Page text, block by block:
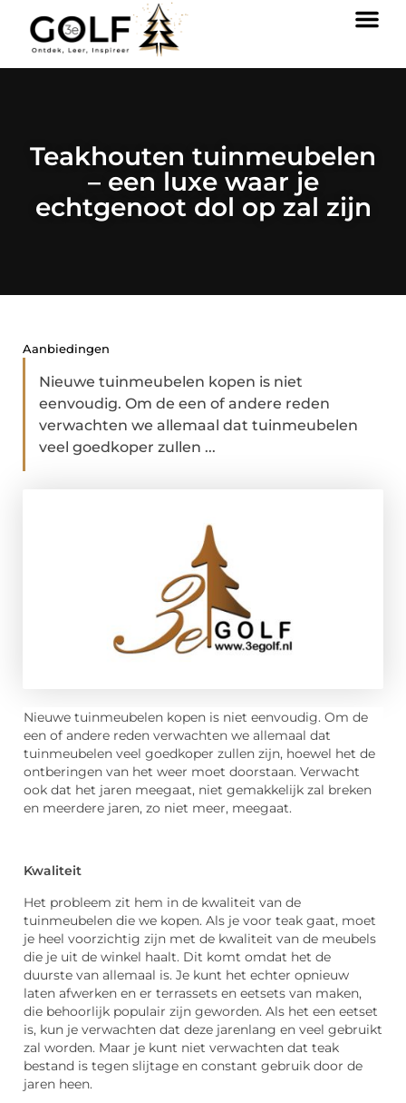
Teakhouten tuinmeubelen
– een luxe waar je
echtgenoot dol op zal zijn
Aanbiedingen
Nieuwe tuinmeubelen kopen is niet
eenvoudig. Om de een of andere reden
verwachten we allemaal dat tuinmeubelen
veel goedkoper zullen ...
Nieuwe tuinmeubelen kopen is niet eenvoudig. Om de
een of andere reden verwachten we allemaal dat
tuinmeubelen veel goedkoper zullen zijn, hoewel het de
ontberingen van het weer moet doorstaan. Verwacht
ook dat het jaren meegaat, niet gemakkelijk zal breken
en meerdere jaren, zo niet meer, meegaat.
Kwaliteit
Het probleem zit hem in de kwaliteit van de
tuinmeubelen die we kopen. Als je voor teak gaat, moet
je heel voorzichtig zijn met de kwaliteit van de meubels
die je uit de winkel haalt. Dit komt omdat het de
duurste van allemaal is. Je kunt het echter opnieuw
laten afwerken en er terrassets en eetsets van maken,
die behoorlijk populair zijn geworden. Als het een eetset
is, kun je verwachten dat deze jarenlang en veel gebruikt
zal worden. Maar je kunt niet verwachten dat teak
bestand is tegen slijtage en constant gebruik door de
jaren heen.